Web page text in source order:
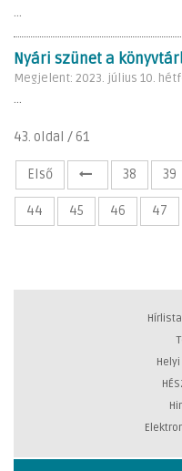
...
Nyári szünet a
Megjelent: 2023. július 10.
...
43. oldal / 61
Első 38 39
44 45 46 47
Hírlista